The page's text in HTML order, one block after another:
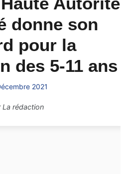
donne son
pour la
des 5-11 ans
2021
La rédaction